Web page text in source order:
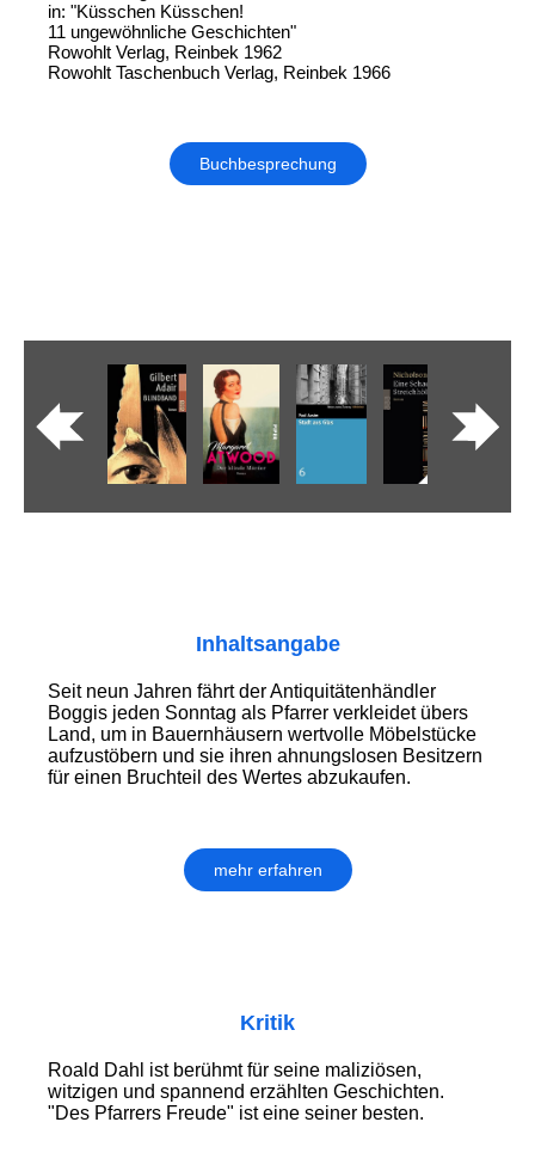
in: "Küsschen Küsschen!
11 ungewöhnliche Geschichten"
Rowohlt Verlag, Reinbek 1962
Rowohlt Taschenbuch Verlag, Reinbek 1966
Buchbesprechung
Inhaltsangabe
Seit neun Jahren fährt der Antiquitätenhändler
Boggis jeden Sonntag als Pfarrer verkleidet übers
Land, um in Bauernhäusern wertvolle Möbelstücke
aufzustöbern und sie ihren ahnungslosen Besitzern
für einen Bruchteil des Wertes abzukaufen.
mehr erfahren
Kritik
Roald Dahl ist berühmt für seine maliziösen,
witzigen und spannend erzählten Geschichten.
"Des Pfarrers Freude" ist eine seiner besten.